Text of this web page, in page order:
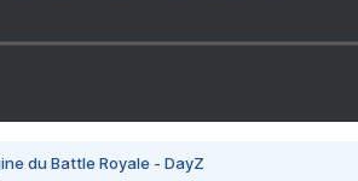
du Battle Royale - DayZ